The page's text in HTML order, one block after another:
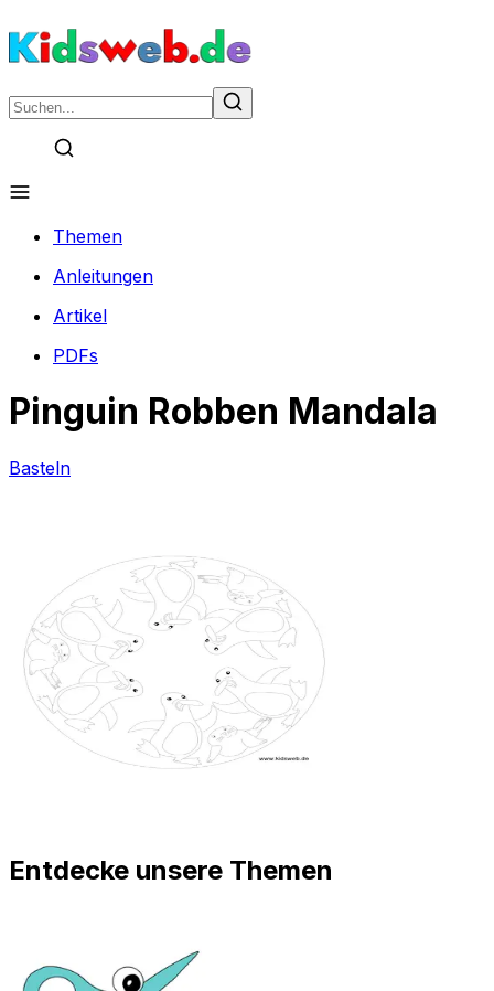
Themen
Anleitungen
Artikel
PDFs
Pinguin Robben Mandala
Basteln
Entdecke unsere Themen